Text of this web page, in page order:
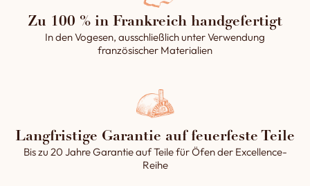
Zu 100 % in Frankreich handgefertigt
In den Vogesen, ausschließlich unter Verwendung
französischer Materialien
Langfristige Garantie auf feuerfeste Teile
Bis zu 20 Jahre Garantie auf Teile für Öfen der Excellence-
Reihe